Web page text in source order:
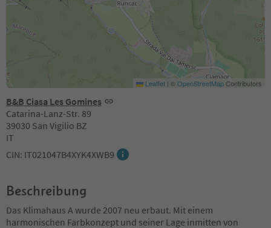
B&B Ciasa Les Gomines
Catarina-Lanz-Str. 89
39030 San Vigilio BZ
IT
CIN: IT021047B4XYK4XWB9
Leaflet | ©OpenStreetMapContributors
Beschreibung
Das Klimahaus A wurde 2007 neu erbaut. Mit einem
harmonischen Farbkonzept und seiner Lage inmitten von